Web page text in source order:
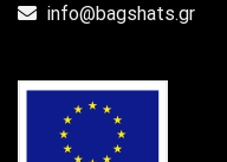
info@bagshats.gr